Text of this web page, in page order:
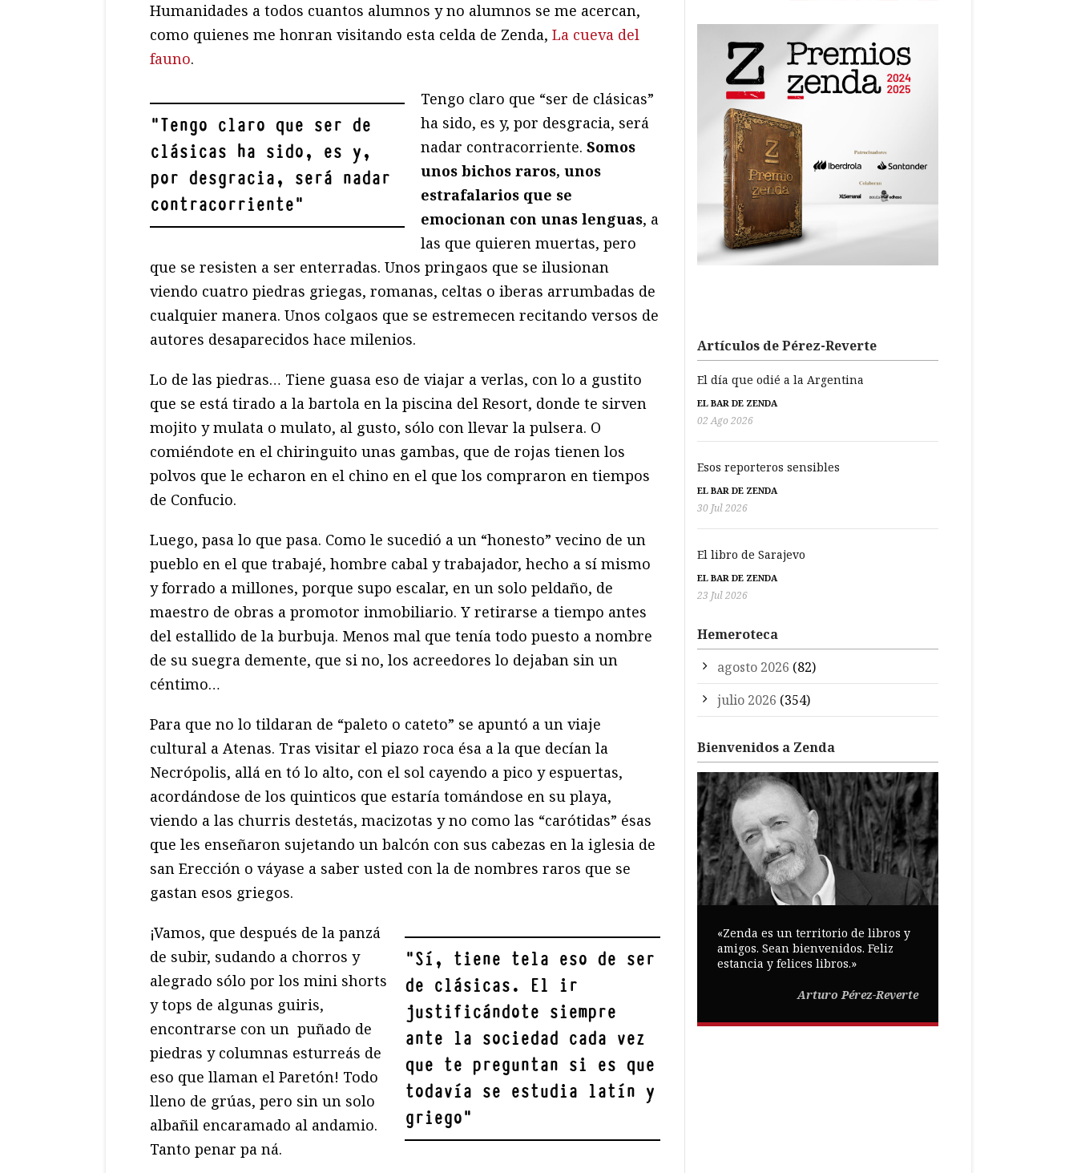
Humanidades a todos cuantos alumnos y no alumnos se me acercan,
como quienes me honran visitando esta celda de Zenda, La cueva del
fauno.
"Tengo claro que ser de
clásicas ha sido, es y,
por desgracia, será nadar
contracorriente"
Tengo claro que “ser de clásicas”
ha sido, es y, por desgracia, será
nadar contracorriente.Somos
unos bichos raros, unos
estrafalarios que se
emocionan con unas lenguas, a
las que quieren muertas, pero
que se resisten a ser enterradas. Unos pringaos que se ilusionan
viendo cuatro piedras griegas, romanas, celtas o iberas arrumbadas de
cualquier manera. Unos colgaos que se estremecen recitando versos de
autores desaparecidos hace milenios.
Lo de las piedras… Tiene guasa eso de viajar a verlas, con lo a gustito
que se está tirado a la bartola en la piscina del Resort, donde te sirven
mojito y mulata o mulato, al gusto, sólo con llevar la pulsera. O
comiéndote en el chiringuito unas gambas, que de rojas tienen los
polvos que le echaron en el chino en el que los compraron en tiempos
de Confucio.
Luego, pasa lo que pasa. Como le sucedió a un “honesto” vecino de un
pueblo en el que trabajé, hombre cabal y trabajador, hecho a sí mismo
y forrado a millones, porque supo escalar, en un solo peldaño, de
maestro de obras a promotor inmobiliario. Y retirarse a tiempo antes
del estallido de la burbuja. Menos mal que tenía todo puesto a nombre
de su suegra demente, que si no, los acreedores lo dejaban sin un
céntimo…
Para que no lo tildaran de “paleto o cateto” se apuntó a un viaje
cultural a Atenas. Tras visitar el piazo roca ésa a la que decían la
Necrópolis, allá en tó lo alto, con el sol cayendo a pico y espuertas,
acordándose de los quinticos que estaría tomándose en su playa,
viendo a las churris destetás, macizotas y no como las “carótidas” ésas
que les enseñaron sujetando un balcón con sus cabezas en la iglesia de
san Erección o váyase a saber usted con la de nombres raros que se
gastan esos griegos.
"Sí, tiene tela eso de ser
de clásicas. El ir
justificándote siempre
ante la sociedad cada vez
que te preguntan si es que
todavía se estudia latín y
griego"
¡Vamos, que después de la panzá
de subir, sudando a chorros y
alegrado sólo por los mini shorts
y tops de algunas guiris,
encontrarse con un puñado de
piedras y columnas esturreás de
eso que llaman el Paretón! Todo
lleno de grúas, pero sin un solo
albañil encaramado al andamio.
Tanto penar pa ná.
Artículos de Pérez-Reverte
El día que odié a la Argentina
EL BAR DE ZENDA
02 Ago 2026
Esos reporteros sensibles
EL BAR DE ZENDA
30 Jul 2026
El libro de Sarajevo
EL BAR DE ZENDA
23 Jul 2026
Hemeroteca
agosto 2026 (82)
julio 2026 (354)
Bienvenidos a Zenda
«Zenda es un territorio de libros y
amigos. Sean bienvenidos. Feliz
estancia y felices libros.»
Arturo Pérez-Reverte